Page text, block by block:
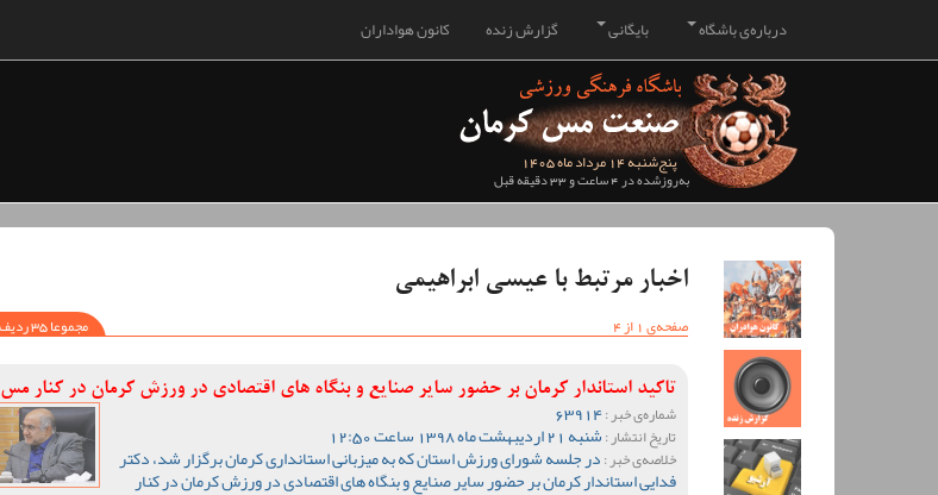
کانون هواداران گزارش زنده بایگانی درباره‌ی باشگاه
پنج‌شنبه 14 مرداد ماه 1405
به‌روزشده در 4 ساعت و 33 دقیقه قبل
اخبار مرتبط با عیسی ابراهیمی
صفحه‌ی 1 از 4
مجموعا 35 ردیف یافت شد
تاکید استاندار کرمان بر حضور سایر صنایع و بنگاه های اقتصادی در ورزش کرمان در کنار مس
شماره‌ی خبر :63914
تاریخ انتشار :شنبه 21 اردیبهشت ماه 1398 ساعت 12:50
خلاصه‌ی خبر :در جلسه شورای ورزش استان که به میزبانی استانداری کرمان برگزار شد، دکتر
فدایی استاندار کرمان بر حضور سایر صنایع و بنگاه های اقتصادی در ورزش کرمان در کنار